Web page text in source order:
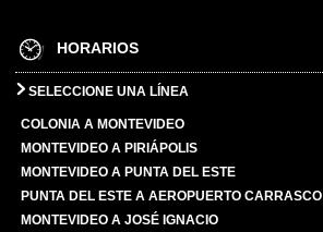
HORARIOS
SELECCIONE UNA LÍNEA
COLONIA A MONTEVIDEO
MONTEVIDEO A PIRIÁPOLIS
MONTEVIDEO A PUNTA DEL ESTE
PUNTA DEL ESTE A AEROPUERTO CARRASCO
MONTEVIDEO A JOSÉ IGNACIO